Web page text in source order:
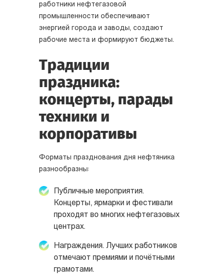
работники нефтегазовой
промышленности обеспечивают
энергией города и заводы, создают
рабочие места и формируют бюджеты.
Традиции
праздника:
концерты, парады
техники и
корпоративы
Форматы празднования дня нефтяника
разнообразны:
Публичные мероприятия.
Концерты, ярмарки и фестивали
проходят во многих нефтегазовых
центрах.
Награждения. Лучших работников
отмечают премиями и почётными
грамотами.